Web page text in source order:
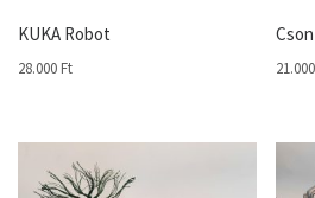
KUKA Robot
28.000 Ft 21.000